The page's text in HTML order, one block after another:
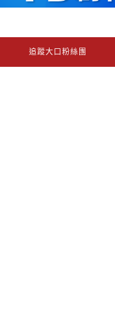
追蹤大口粉絲團